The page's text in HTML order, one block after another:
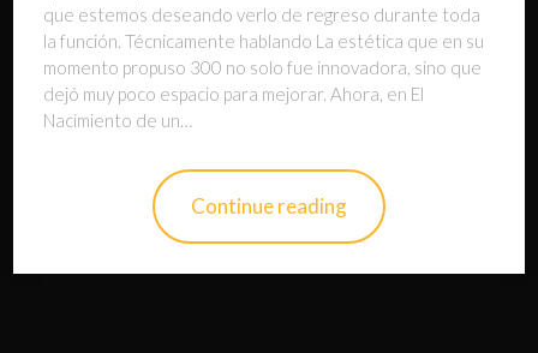
que estemos deseando verlo de regreso durante toda
la función. Técnicamente hablando La estética que en su
momento propuso 300 no solo fue innovadora, sino que
dejó muy poco espacio para mejorar. Ahora, en El
Nacimiento de un…
Continue reading